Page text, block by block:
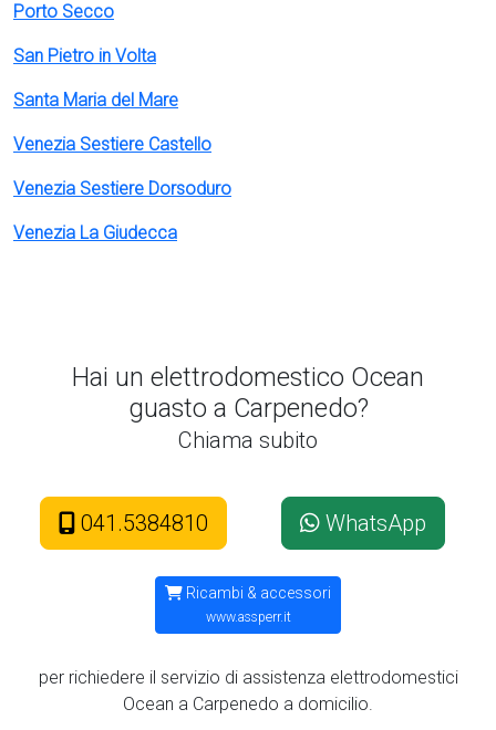
Porto Secco
San Pietro in Volta
Santa Maria del Mare
Venezia Sestiere Castello
Venezia Sestiere Dorsoduro
Venezia La Giudecca
Hai un elettrodomestico Ocean
guasto a Carpenedo?
Chiama subito
041.5384810 WhatsApp
Ricambi & accessori
www.assperr.it
per richiedere il servizio di assistenza elettrodomestici
Ocean a Carpenedo a domicilio.